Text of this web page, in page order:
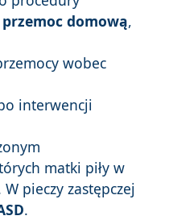
przemoc domową,
wobec
interwencji
matki piły w
pieczy zastępczej
.